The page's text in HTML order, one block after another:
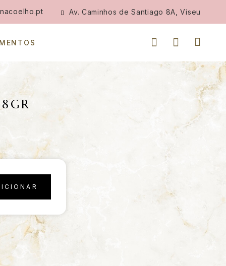
Av. Caminhos de Santiago 8A, Viseu